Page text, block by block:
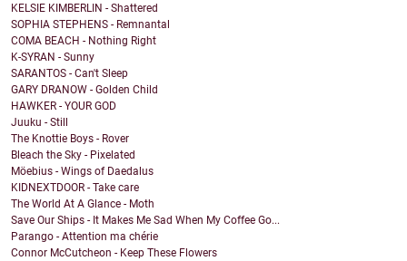
KELSIE KIMBERLIN - Shattered
SOPHIA STEPHENS - Remnantal
COMA BEACH - Nothing Right
K-SYRAN - Sunny
SARANTOS - Can't Sleep
GARY DRANOW - Golden Child
HAWKER - YOUR GOD
Juuku - Still
The Knottie Boys - Rover
Bleach the Sky - Pixelated
Möebius - Wings of Daedalus
KIDNEXTDOOR - Take care
The World At A Glance - Moth
Save Our Ships - It Makes Me Sad When My Coffee Go...
Parango - Attention ma chérie
Connor McCutcheon - Keep These Flowers